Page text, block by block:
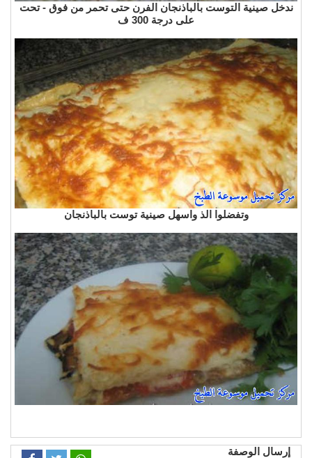
ندخل صينية التوست بالباذنجان الفرن حتى تحمر من فوق - تحت
على درجة 300 ف
وتفضلوا الذ واسهل صينية توست بالباذنجان
إرسال الوصفة